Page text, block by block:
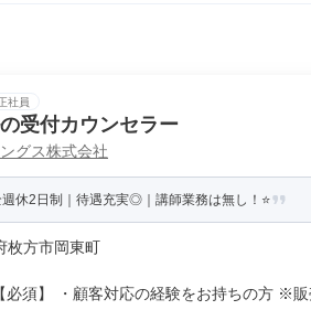
社員
受付カウンセラー
グス株式会社
週休2日制｜待遇充実◎｜講師業務は無し！⭐
枚方市岡東町
必須】 ・顧客対応の経験をお持ちの方 ※販